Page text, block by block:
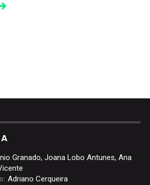
Granado, Joana Lobo Antunes, Ana
Adriano Cerqueira